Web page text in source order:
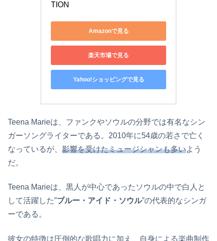
TION
Amazonで見る
楽天市場で見る
Yahoo!ショッピングで見る
Teena Marieは、ファンクやソウルの分野では有名なシン
ガーソングライターである。2010年に54歳の若さで亡く
なっているが、 影響を受けたミュージシャンも多いよう
だ。
Teena Marieは、黒人が中心であったソウルの中で白人と
して活躍した”ブルー・アイド・ソウル”の代表的なシンガ
ーである。
彼女の特徴は圧倒的な歌唱力に加え、自身による楽曲制作